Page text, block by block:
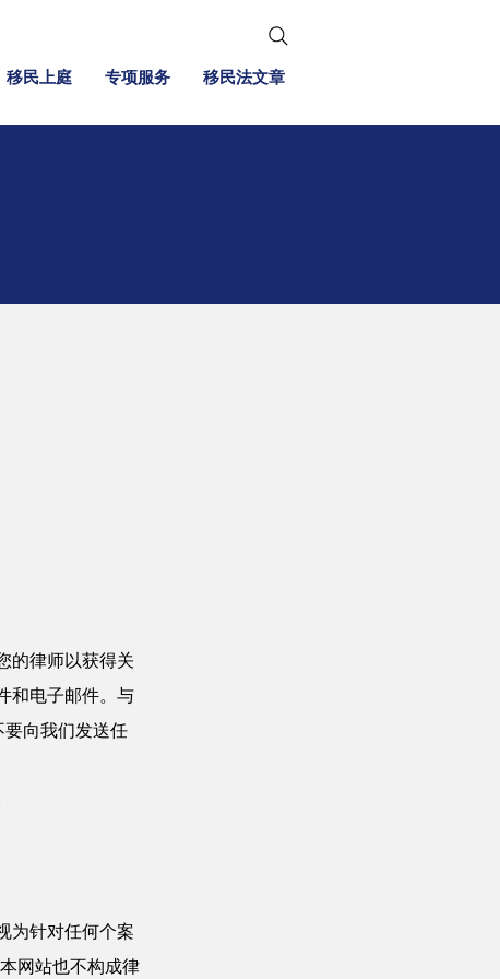
移民上庭 专项服务 移民法文章
的律师以获得关
和电子邮件。与
向我们发送任
为针对任何个案
网站也不构成律